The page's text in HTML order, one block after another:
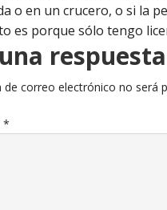
o en un crucero, o si la
es porque sólo tengo
respuesta
de correo electrónico no será
*